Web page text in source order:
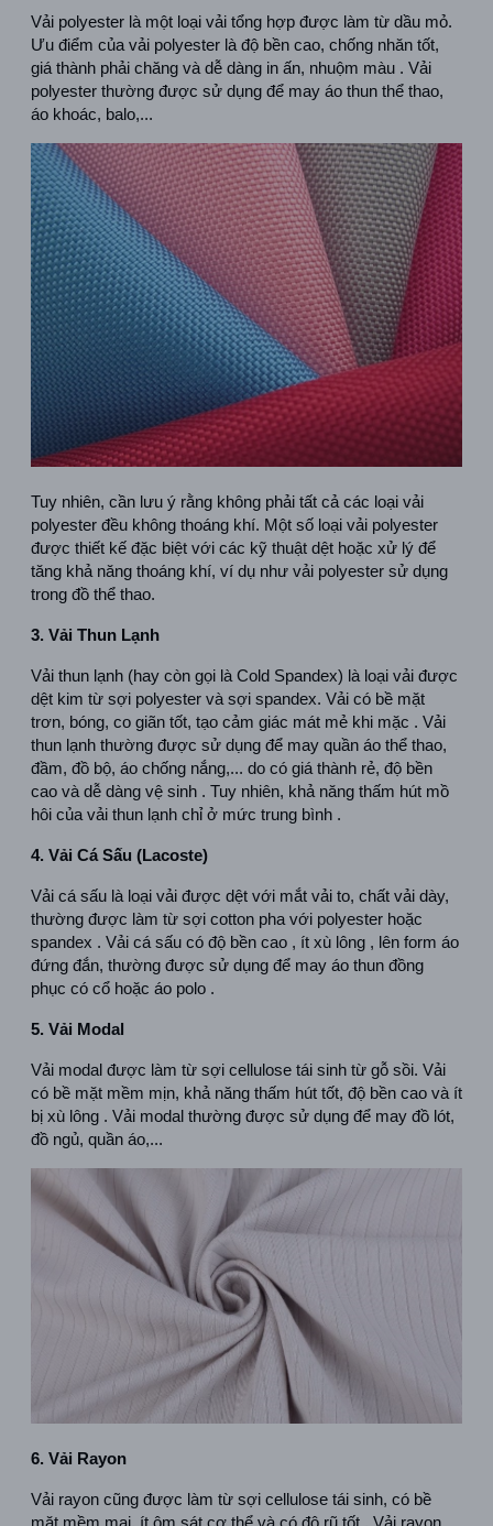
Vải polyester là một loại vải tổng hợp được làm từ dầu mỏ.
Ưu điểm của vải polyester là độ bền cao, chống nhăn tốt,
giá thành phải chăng và dễ dàng in ấn, nhuộm màu . Vải
polyester thường được sử dụng để may áo thun thể thao,
áo khoác, balo,...
Tuy nhiên, cần lưu ý rằng không phải tất cả các loại vải
polyester đều không thoáng khí. Một số loại vải polyester
được thiết kế đặc biệt với các kỹ thuật dệt hoặc xử lý để
tăng khả năng thoáng khí, ví dụ như vải polyester sử dụng
trong đồ thể thao.
3. Vải Thun Lạnh
Vải thun lạnh (hay còn gọi là Cold Spandex) là loại vải được
dệt kim từ sợi polyester và sợi spandex. Vải có bề mặt
trơn, bóng, co giãn tốt, tạo cảm giác mát mẻ khi mặc . Vải
thun lạnh thường được sử dụng để may quần áo thể thao,
đầm, đồ bộ, áo chống nắng,... do có giá thành rẻ, độ bền
cao và dễ dàng vệ sinh . Tuy nhiên, khả năng thấm hút mồ
hôi của vải thun lạnh chỉ ở mức trung bình .
4. Vải Cá Sấu (Lacoste)
Vải cá sấu là loại vải được dệt với mắt vải to, chất vải dày,
thường được làm từ sợi cotton pha với polyester hoặc
spandex . Vải cá sấu có độ bền cao , ít xù lông , lên form áo
đứng đắn, thường được sử dụng để may áo thun đồng
phục có cổ hoặc áo polo .
5. Vải Modal
Vải modal được làm từ sợi cellulose tái sinh từ gỗ sồi. Vải
có bề mặt mềm mịn, khả năng thấm hút tốt, độ bền cao và ít
bị xù lông . Vải modal thường được sử dụng để may đồ lót,
đồ ngủ, quần áo,...
6. Vải Rayon
Vải rayon cũng được làm từ sợi cellulose tái sinh, có bề
mặt mềm mại, ít ôm sát cơ thể và có độ rũ tốt . Vải rayon